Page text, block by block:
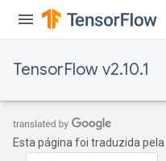
TensorFlow v2.10.1
Esta página foi traduzida pela